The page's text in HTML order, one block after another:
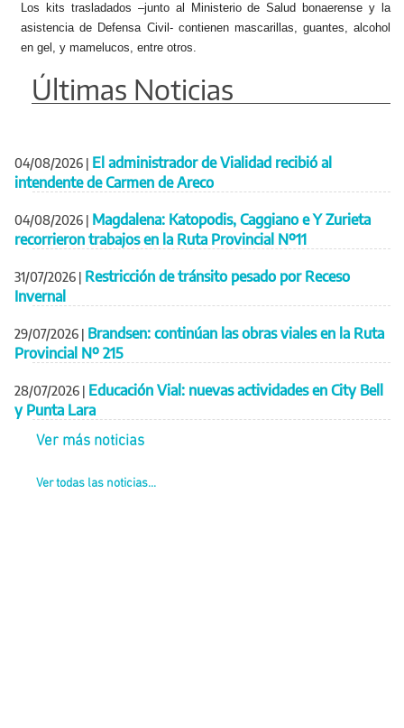
Los kits trasladados –junto al Ministerio de Salud bonaerense y la
asistencia de Defensa Civil- contienen mascarillas, guantes, alcohol
en gel, y mamelucos, entre otros.
Últimas Noticias
04/08/2026 | El administrador de Vialidad recibió al
intendente de Carmen de Areco
04/08/2026 | Magdalena: Katopodis, Caggiano e Y Zurieta
recorrieron trabajos en la Ruta Provincial Nº11
31/07/2026 | Restricción de tránsito pesado por Receso
Invernal
29/07/2026 | Brandsen: continúan las obras viales en la Ruta
Provincial Nº 215
28/07/2026 | Educación Vial: nuevas actividades en City Bell
y Punta Lara
Ver más noticias
Ver todas las noticias...